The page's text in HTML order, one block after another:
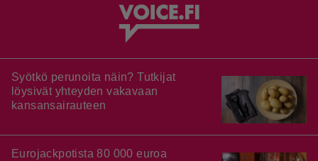
Syötkö perunoita näin? Tutkijat
löysivät yhteyden vakavaan
kansansairauteen
Eurojackpotista 80 000 euroa